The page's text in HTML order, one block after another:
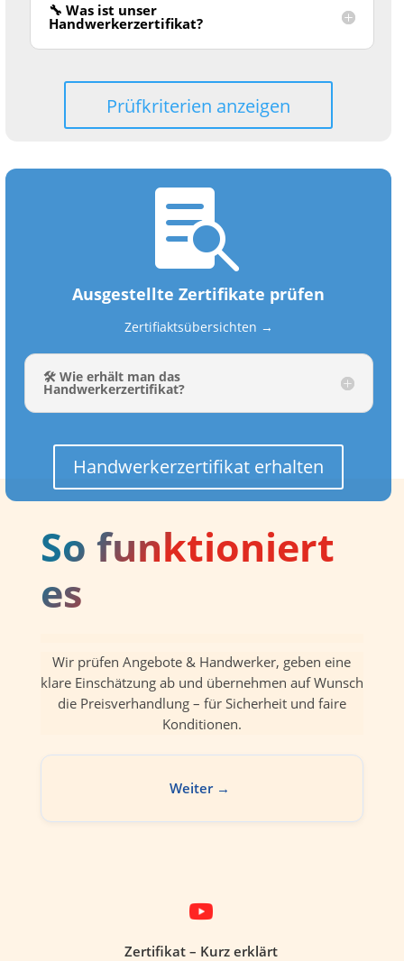
🔧 Was ist unser
Handwerkerzertifikat?
Prüfkriterien anzeigen

Ausgestellte Zertifikate prüfen
Zertifiaktsübersichten →
🛠️ Wie erhält man das
Handwerkerzertifikat?
Handwerkerzertifikat erhalten
So funktioniert
es
Wir prüfen Angebote & Handwerker, geben eine
klare Einschätzung ab und übernehmen auf Wunsch
die Preisverhandlung – für Sicherheit und faire
Konditionen.
Weiter →
Zertifikat – Kurz erklärt